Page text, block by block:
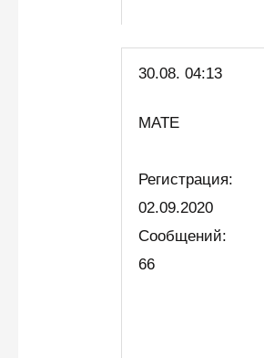
30.08. 04:13
MATE
Регистрация:
02.09.2020
Сообщений:
66